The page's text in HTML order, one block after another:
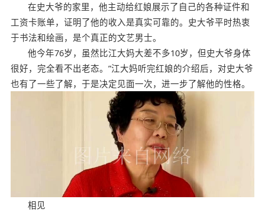
在史大爷的家里，他主动给红娘展示了自己的各种证件和
工资卡账单，证明了他的收入是真实可靠的。史大爷平时热衷
于书法和绘画，是个真正的文艺男士。
他今年76岁，虽然比江大妈大差不多10岁，但史大爷身体
很好，完全看不出老态。”江大妈听完红娘的介绍后，对史大爷
也有了一些了解，于是决定见面一次，进一步了解他的性格。
相见